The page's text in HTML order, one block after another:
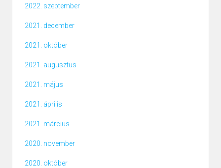
2022. szeptember
2021. december
2021. október
2021. augusztus
2021. május
2021. április
2021. március
2020. november
2020. október